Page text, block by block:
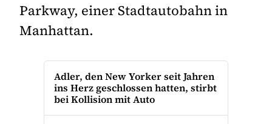
Parkway, einer Stadtautobahn in
Manhattan.
Adler, den New Yorker seit Jahren
ins Herz geschlossen hatten, stirbt
bei Kollision mit Auto